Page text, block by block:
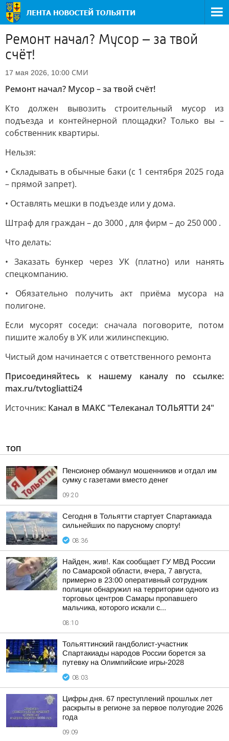
Ремонт начал? Мусор – за твой
счёт!
17 мая 2026, 10:00 СМИ
Ремонт начал? Мусор – за твой счёт!
Кто должен вывозить строительный мусор из
подъезда и контейнерной площадки? Только вы –
собственник квартиры.
Нельзя:
• Складывать в обычные баки (с 1 сентября 2025 года
– прямой запрет).
• Оставлять мешки в подъезде или у дома.
Штраф для граждан – до 3000 , для фирм – до 250 000 .
Что делать:
• Заказать бункер через УК (платно) или нанять
спецкомпанию.
• Обязательно получить акт приёма мусора на
полигоне.
Если мусорят соседи: сначала поговорите, потом
пишите жалобу в УК или жилинспекцию.
Чистый дом начинается с ответственного ремонта
Присоединяйтесь к нашему каналу по ссылке:
max.ru/tvtogliatti24
Источник: Канал в МАКС "Телеканал ТОЛЬЯТТИ 24"
ТОП
Пенсионер обманул мошенников и отдал им
сумку с газетами вместо денег
09:20
Сегодня в Тольятти стартует Спартакиада
сильнейших по парусному спорту!
08:36
Найден, жив!. Как сообщает ГУ МВД России
по Самарской области, вчера, 7 августа,
примерно в 23:00 оперативный сотрудник
полиции обнаружил на территории одного из
торговых центров Самары пропавшего
мальчика, которого искали с...
08:10
Тольяттинский гандболист-участник
Спартакиады народов России борется за
путевку на Олимпийские игры-2028
08:03
Цифры дня. 67 преступлений прошлых лет
раскрыты в регионе за первое полугодие 2026
года
09:09